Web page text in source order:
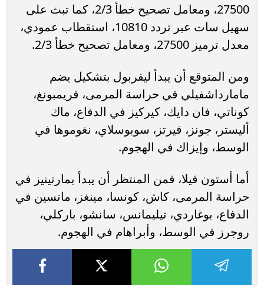
27500، ومعامل تصحيح خطأ 2/3، كما تبث على
سهيل سات عبر تردد 10810، استقطاب عمودي،
معدل ترميز 27500، ومعامل تصحيح خطأ 2/3.
ومن المتوقع أن يبدأ ليفربول بتشكيل يضم
مامارداشفيلي في حراسة المرمى، فريمبونغ،
كوناتي، فان دايك، كيركيز في الدفاع، ماك
أليستر، جونز، فيرتز، سوبوسلاي، نغوموها في
الوسط، وإيزاك في الهجوم.
أما أستون فيلا، فمن المنتظر أن يبدأ بمارتينيز في
حراسة المرمى، كاش، كونسا، مينغز، ماتسين في
الدفاع، بوغاردي، تيليمانس، سانشو، باركلي،
روجرز في الوسط، وأبراهام في الهجوم.